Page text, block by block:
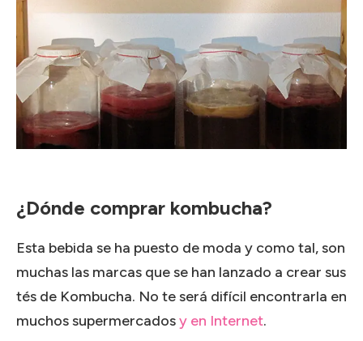
¿Dónde comprar kombucha?
Esta bebida se ha puesto de moda y como tal, son
muchas las marcas que se han lanzado a crear sus
tés de Kombucha. No te será difícil encontrarla en
muchos supermercadosy en Internet.